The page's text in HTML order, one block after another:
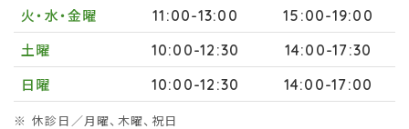
火・水・金曜 11:00-13:00 15:00-19:00
土曜 10:00-12:30 14:00-17:30
日曜 10:00-12:30 14:00-17:00
※ 休診日／月曜、木曜、祝日